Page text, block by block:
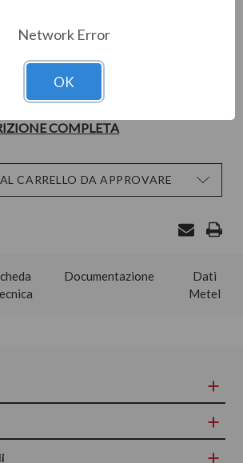
322170
SPA
COMPLETA
CARRELLO DA APPROVARE
Documentazione
Dati
Metel
Network Error
OK